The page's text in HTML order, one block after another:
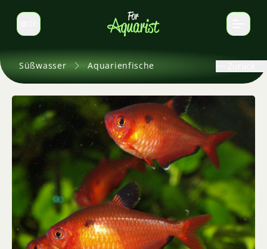
Sprache wechseln
Süßwasser Aquarienfische